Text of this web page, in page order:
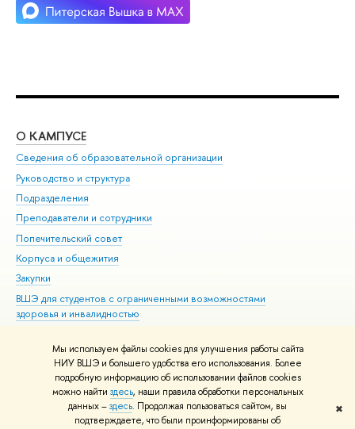
Мы используем файлы cookies для улучшения работы сайта
НИУ ВШЭ и большего удобства его использования. Более
подробную информацию об использовании файлов cookies
можно найти здесь, наши правила обработки персональных
данных –здесь. Продолжая пользоваться сайтом, вы
подтверждаете, что были проинформированы об
✖
О КАМПУСЕ
Сведения об образовательной организации
Руководство и структура
Подразделения
Преподаватели и сотрудники
Попечительский совет
Корпуса и общежития
Закупки
ВШЭ для студентов с ограниченными возможностями
здоровья и инвалидностью
Единая платежная страница